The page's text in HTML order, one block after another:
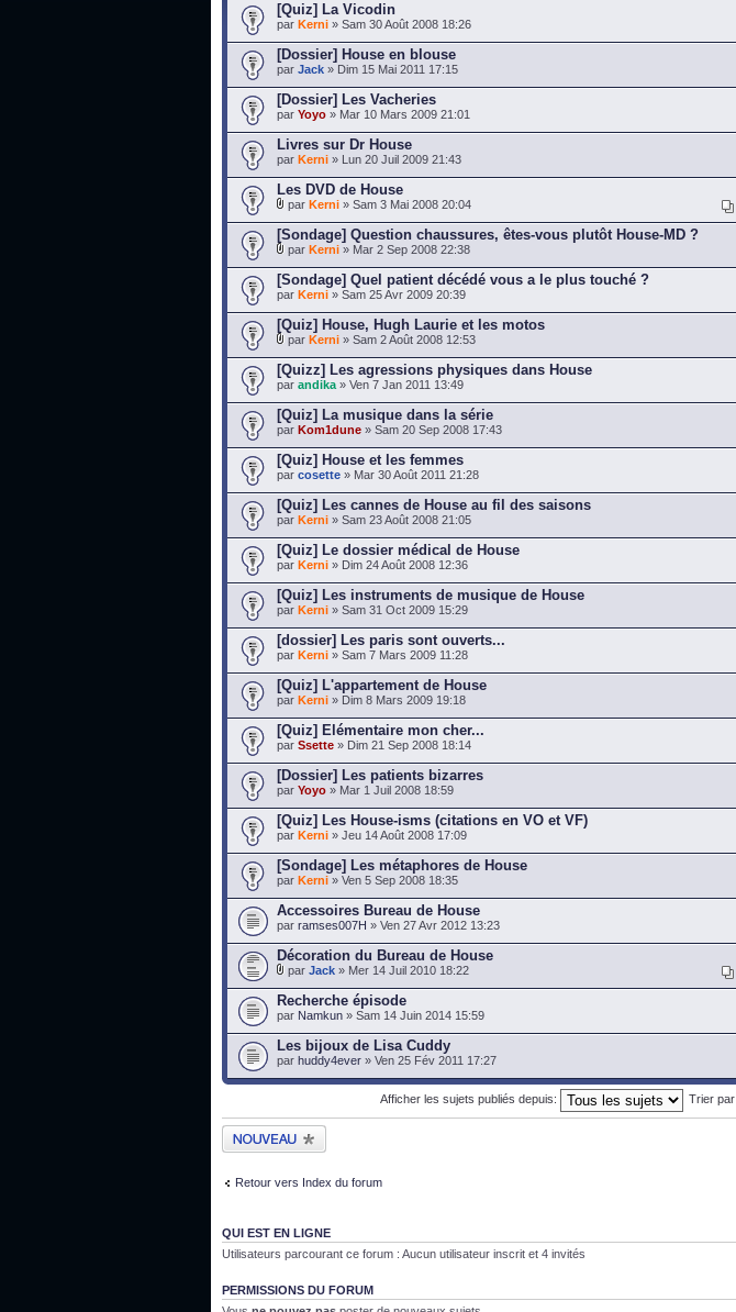
[Quiz] La Vicodin
par Kerni » Sam 30 Août 2008 18:26
[Dossier] House en blouse
par Jack » Dim 15 Mai 2011 17:15
[Dossier] Les Vacheries
par Yoyo » Mar 10 Mars 2009 21:01
Livres sur Dr House
par Kerni » Lun 20 Juil 2009 21:43
Les DVD de House
par Kerni » Sam 3 Mai 2008 20:04
[Sondage] Question chaussures, êtes-vous plutôt House-MD ?
par Kerni » Mar 2 Sep 2008 22:38
[Sondage] Quel patient décédé vous a le plus touché ?
par Kerni » Sam 25 Avr 2009 20:39
[Quiz] House, Hugh Laurie et les motos
par Kerni » Sam 2 Août 2008 12:53
[Quizz] Les agressions physiques dans House
par andika » Ven 7 Jan 2011 13:49
[Quiz] La musique dans la série
par Kom1dune » Sam 20 Sep 2008 17:43
[Quiz] House et les femmes
par cosette » Mar 30 Août 2011 21:28
[Quiz] Les cannes de House au fil des saisons
par Kerni » Sam 23 Août 2008 21:05
[Quiz] Le dossier médical de House
par Kerni » Dim 24 Août 2008 12:36
[Quiz] Les instruments de musique de House
par Kerni » Sam 31 Oct 2009 15:29
[dossier] Les paris sont ouverts...
par Kerni » Sam 7 Mars 2009 11:28
[Quiz] L'appartement de House
par Kerni » Dim 8 Mars 2009 19:18
[Quiz] Elémentaire mon cher...
par Ssette » Dim 21 Sep 2008 18:14
[Dossier] Les patients bizarres
par Yoyo » Mar 1 Juil 2008 18:59
[Quiz] Les House-isms (citations en VO et VF)
par Kerni » Jeu 14 Août 2008 17:09
[Sondage] Les métaphores de House
par Kerni » Ven 5 Sep 2008 18:35
Accessoires Bureau de House
par ramses007H » Ven 27 Avr 2012 13:23
Décoration du Bureau de House
par Jack » Mer 14 Juil 2010 18:22
Recherche épisode
par Namkun » Sam 14 Juin 2014 15:59
Les bijoux de Lisa Cuddy
par huddy4ever » Ven 25 Fév 2011 17:27
Afficher les sujets publiés depuis: Trier par
Publier un nouveau
sujet
Retour vers Index du forum
QUI EST EN LIGNE
Utilisateurs parcourant ce forum : Aucun utilisateur inscrit et 4 invités
PERMISSIONS DU FORUM